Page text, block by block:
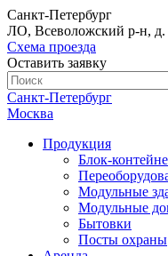
Санкт-Петербург
ЛО, Всеволожский р-н, д.
Схема проезда
Оставить заявку
Санкт-Петербург
Москва
Продукция
Блок-
Модульные
Модульные
Бытовки
Посты охраны